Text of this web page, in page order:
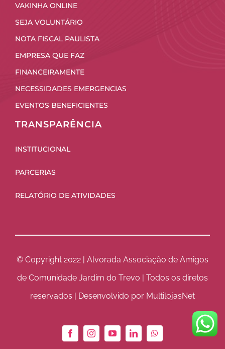
VAKINHA ONLINE
SEJA VOLUNTÁRIO
NOTA FISCAL PAULISTA
EMPRESA QUE FAZ
FINANCEIRAMENTE
NECESSIDADES EMERGENCIAS
EVENTOS BENEFICIENTES
TRANSPARÊNCIA
INSTITUCIONAL
PARCERIAS
RELATÓRIO DE ATIVIDADES
© Copyright 2022 | Alvorada Associação de Amigos
de Comunidade Jardim do Trevo | Todos os diretos
reservados | Desenvolvido por MultilojasNet